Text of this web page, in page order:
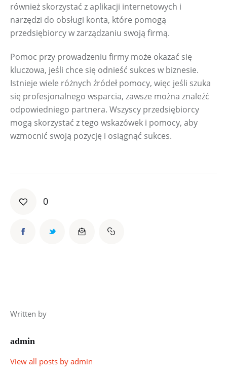
również skorzystać z aplikacji internetowych i
narzędzi do obsługi konta, które pomogą
przedsiębiorcy w zarządzaniu swoją firmą.
Pomoc przy prowadzeniu firmy może okazać się
kluczowa, jeśli chce się odnieść sukces w biznesie.
Istnieje wiele różnych źródeł pomocy, więc jeśli szuka
się profesjonalnego wsparcia, zawsze można znaleźć
odpowiedniego partnera. Wszyscy przedsiębiorcy
mogą skorzystać z tego wskazówek i pomocy, aby
wzmocnić swoją pozycję i osiągnąć sukces.
0
Written by
admin
View all posts by admin